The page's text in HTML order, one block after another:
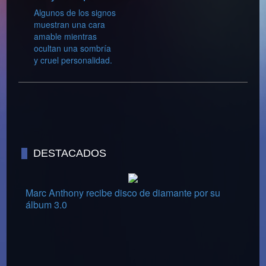
Algunos de los signos
muestran una cara
amable mientras
ocultan una sombría
y cruel personalidad.
DESTACADOS
Marc Anthony recibe disco de diamante por su
álbum 3.0